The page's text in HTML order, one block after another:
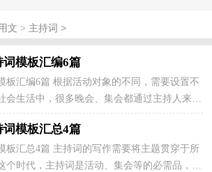
文 > 主持词 >
模板汇编6篇
板汇编6篇 根据活动对象的不同，需要设置不
会生活中，很多晚会、集会都通过主持人来活
过提前写好的主持词来开展工...
模板汇总4篇
板汇总4篇 主持词的写作需要将主题贯穿于所
个时代，主持词是活动、集会等的必需品，一